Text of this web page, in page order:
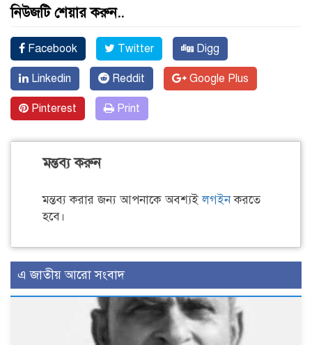
নিউজটি শেয়ার করুন..
Facebook Twitter Digg
Linkedin Reddit Google Plus
Pinterest Print
মন্তব্য করুন
মন্তব্য করার জন্য আপনাকে অবশ্যইলগইনকরতে
হবে।
এ জাতীয় আরো সংবাদ